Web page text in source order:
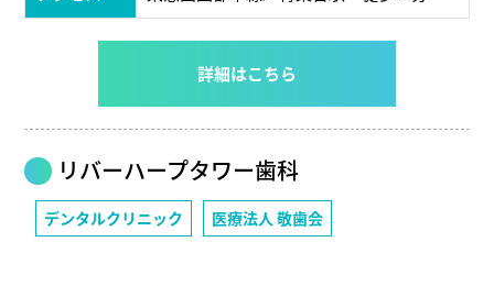
詳細はこちら
リバーハープタワー歯科
デンタルクリニック 医療法人 敬歯会